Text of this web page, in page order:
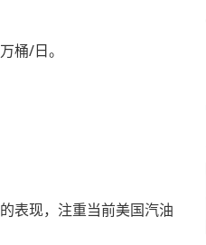
桶/日。
表现，注重当前美国汽油